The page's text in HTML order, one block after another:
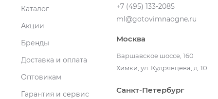
Каталог
Акции
Бренды
Доставка и оплата
Оптовикам
Гарантия и сервис
+7 (495) 133-2085
ml@gotovimnaogne.ru
Москва
Варшавское шоссе, 160
Химки, ул. Кудрявцева, д. 10
Санкт-Петербург